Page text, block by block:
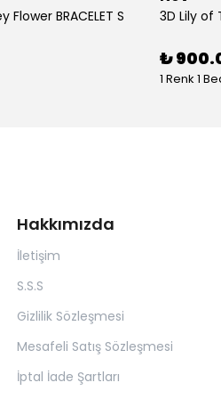
BRACELET S 3D Lily of
₺
1 Renk 1
Hakkımızda
İletişim
S.S.S
Gizlilik Sözleşmesi
Mesafeli Satış Sözleşmesi
İptal İade Şartları